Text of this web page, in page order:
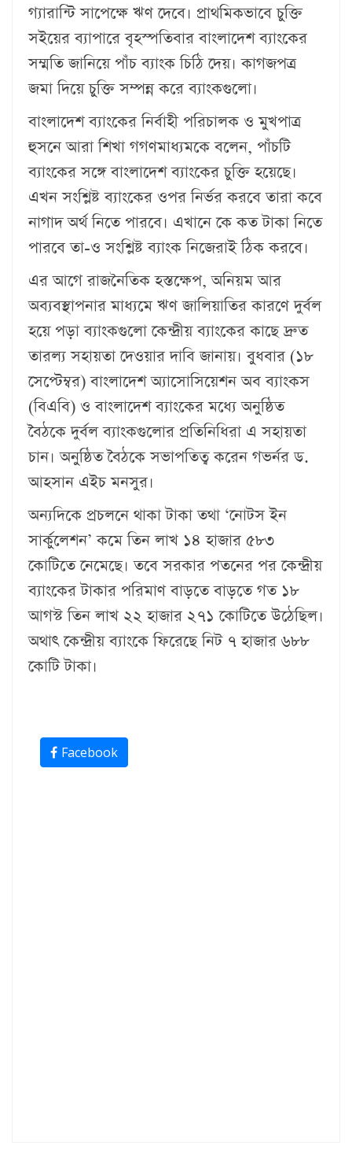
গ্যারান্টি সাপেক্ষে ঋণ দেবে। প্রাথমিকভাবে চুক্তি
সইয়ের ব্যাপারে বৃহস্পতিবার বাংলাদেশ ব্যাংকের
সম্মতি জানিয়ে পাঁচ ব্যাংক চিঠি দেয়। কাগজপত্র
জমা দিয়ে চুক্তি সম্পন্ন করে ব্যাংকগুলো।
বাংলাদেশ ব্যাংকের নির্বাহী পরিচালক ও মুখপাত্র
হুসনে আরা শিখা গগণমাধ্যমকে বলেন, পাঁচটি
ব্যাংকের সঙ্গে বাংলাদেশ ব্যাংকের চুক্তি হয়েছে।
এখন সংশ্লিষ্ট ব্যাংকের ওপর নির্ভর করবে তারা কবে
নাগাদ অর্থ নিতে পারবে। এখানে কে কত টাকা নিতে
পারবে তা-ও সংশ্লিষ্ট ব্যাংক নিজেরাই ঠিক করবে।
এর আগে রাজনৈতিক হস্তক্ষেপ, অনিয়ম আর
অব্যবস্থাপনার মাধ্যমে ঋণ জালিয়াতির কারণে দুর্বল
হয়ে পড়া ব্যাংকগুলো কেন্দ্রীয় ব্যাংকের কাছে দ্রুত
তারল্য সহায়তা দেওয়ার দাবি জানায়। বুধবার (১৮
সেপ্টেম্বর) বাংলাদেশ অ্যাসোসিয়েশন অব ব্যাংকস
(বিএবি) ও বাংলাদেশ ব্যাংকের মধ্যে অনুষ্ঠিত
বৈঠকে দুর্বল ব্যাংকগুলোর প্রতিনিধিরা এ সহায়তা
চান। অনুষ্ঠিত বৈঠকে সভাপতিত্ব করেন গভর্নর ড.
আহসান এইচ মনসুর।
অন্যদিকে প্রচলনে থাকা টাকা তথা ‘নোটস ইন
সার্কুলেশন’ কমে তিন লাখ ১৪ হাজার ৫৮৩
কোটিতে নেমেছে। তবে সরকার পতনের পর কেন্দ্রীয়
ব্যাংকের টাকার পরিমাণ বাড়তে বাড়তে গত ১৮
আগস্ট তিন লাখ ২২ হাজার ২৭১ কোটিতে উঠেছিল।
অথাৎ কেন্দ্রীয় ব্যাংকে ফিরেছে নিট ৭ হাজার ৬৮৮
কোটি টাকা।
Facebook